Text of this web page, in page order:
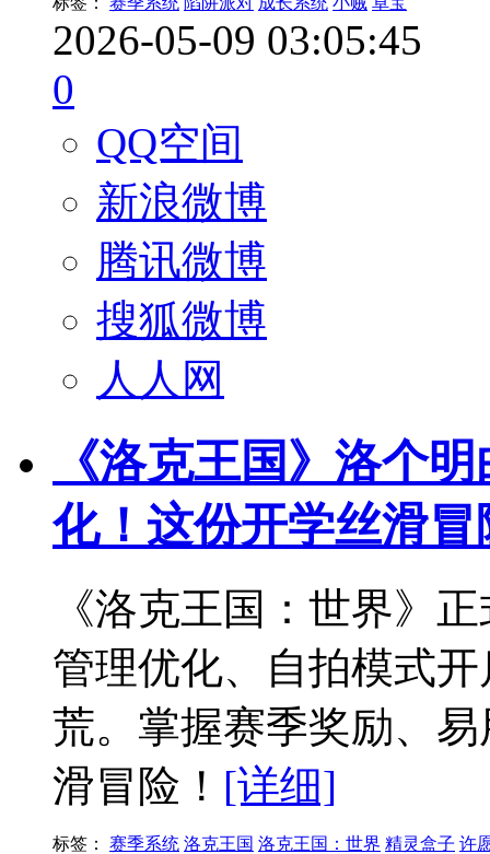
2026-05-09 03:05:45
0
QQ空间
新浪微博
腾讯微博
搜狐微博
人人网
《洛克王国》洛个
化！这份开学丝滑
《洛克王国：世界》
管理优化、自拍模式
荒。掌握赛季奖励、
滑冒险！ [详细]
标签： 赛季系统 洛克王国 洛克王国：世界 精灵盒子 许